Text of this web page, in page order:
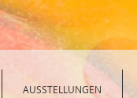
AUSSTELLUNGEN